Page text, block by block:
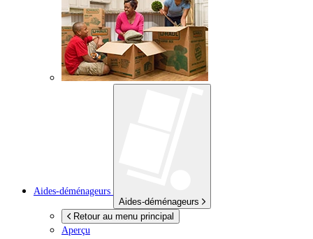
Aides-déménageurs
Aides-déménageurs
Retour au menu principal
Aperçu